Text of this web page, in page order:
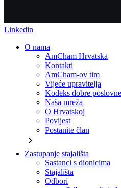
Linkedin
O nama
AmCham Hrvatska
Kontakti
AmCham-ov tim
Vijeće upravitelja
Kodeks dobre
Naša mreža
O Hrvatskoj
Povijest
Postanite član
chevron_right
Zastupanje stajališta
Sastanci s dionicima
Stajališta
Odbori